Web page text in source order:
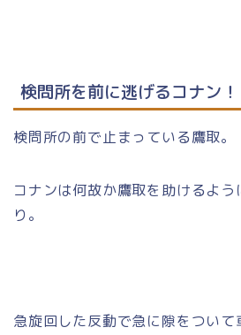
検問所を前に逃げるコナン！
検問所の前で止まっている鷹取。
コナンは何故か鷹取を助けるよ
り。
急旋回した反動で急に隙をつい